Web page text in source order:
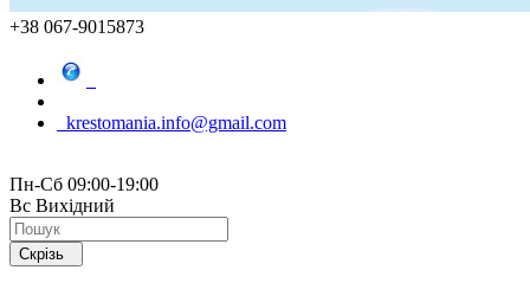
+38 067-9015873
krestomania.info@gmail.com
Пн-Сб 09:00-19:00
Вс Вихідний
Скрізь